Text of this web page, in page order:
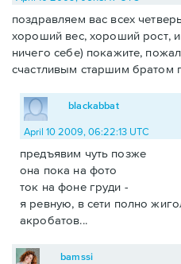
поздравляем вас всех
хороший вес, хороший рост,
ничего себе) покажите,
счастливым старшим братом
blackabbat
April 10 2009, 06:22:13 UTC
предъявим чуть позже
она пока на фото
ток на фоне груди -
я ревную, в сети полно
акробатов...
bamssi